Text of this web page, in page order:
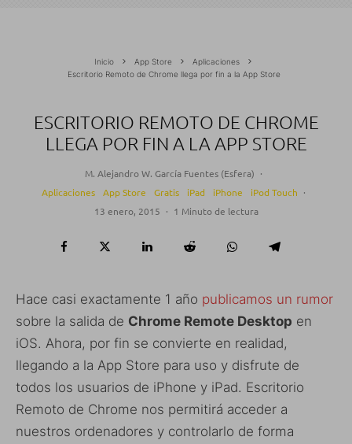
Inicio App Store
Aplicaciones
Escritorio Remoto de Chrome llega por fin a la App Store
ESCRITORIO REMOTO DE CHROME
LLEGA POR FIN A LA APP STORE
M. Alejandro W. García Fuentes (Esfera) ·
Aplicaciones
App Store Gratis iPad iPhone iPod Touch ·
13 enero, 2015 · 1 Minuto de lectura
Hace casi exactamente 1 año publicamos un rumor
sobre la salida de Chrome Remote Desktop en
iOS. Ahora, por fin se convierte en realidad,
llegando a la App Store para uso y disfrute de
todos los usuarios de iPhone y iPad. Escritorio
Remoto de Chrome nos permitirá acceder a
nuestros ordenadores y controlarlo de forma